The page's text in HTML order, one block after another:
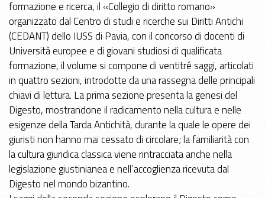
formazione e ricerca, il «Collegio di diritto romano»
organizzato dal Centro di studi e ricerche sui Diritti Antichi
(CEDANT) dello IUSS di Pavia, con il concorso di docenti di
Università europee e di giovani studiosi di qualificata
formazione, il volume si compone di ventitré saggi, articolati
in quattro sezioni, introdotte da una rassegna delle principali
chiavi di lettura. La prima sezione presenta la genesi del
Digesto, mostrandone il radicamento nella cultura e nelle
esigenze della Tarda Antichità, durante la quale le opere dei
giuristi non hanno mai cessato di circolare; la familiarità con
la cultura giuridica classica viene rintracciata anche nella
legislazione giustinianea e nell’accoglienza ricevuta dal
Digesto nel mondo bizantino.